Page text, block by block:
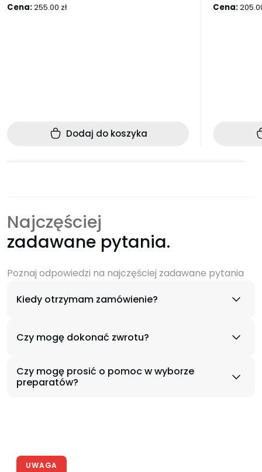
Cena:255.00 zł
Dodaj do koszyka
Cena:
Najczęściej
zadawane pytania.
Poznaj odpowiedzi na najczęściej zadawane pytania
Kiedy otrzymam zamówienie?
Czy mogę dokonać zwrotu?
Czy mogę prosić o pomoc w wyborze
preparatów?
UWAGA